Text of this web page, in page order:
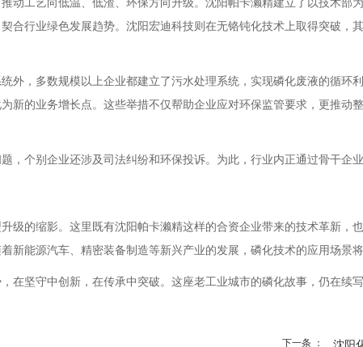
动工艺向低温、低渣、环保方向升级。沈阳帕卡濑精建立了以技术部
合行业绿色发展趋势。沈阳宏迪科技则在无铬钝化技术上取得突破，
外，多数规模以上企业都建立了污水处理系统，实现磷化废液的循环
新的业务增长点。这些举措不仅帮助企业应对环保监管要求，更推动
，个别企业还涉及司法纠纷和环保投诉。为此，行业内正通过骨干企
级的缩影。这里既有沈阳帕卡濑精这样的合资企业带来的技术革新，
能源汽车、精密装备制造等新兴产业的发展，磷化技术的应用场景将
在坚守中创新，在传承中突破。这座老工业城市的磷化故事，仍在续
下一条 ： 沈阳